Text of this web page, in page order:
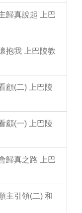
歸真說起 上巴
抱我 上巴陵教
顧(二) 上巴陵
顧(一) 上巴陵
歸真之路 上巴
主引領(二) 和